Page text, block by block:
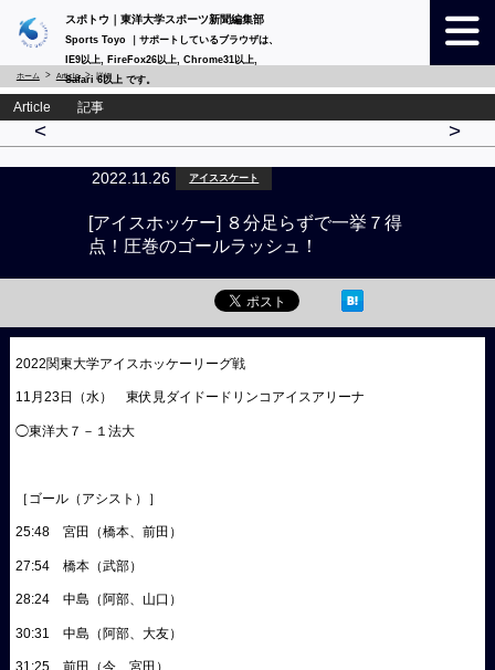
スポトウ｜東洋大学スポーツ新聞編集部
Sports Toyo ｜サポートしているブラウザは、
IE9以上, FireFox26以上, Chrome31以上,
Safari 6以上 です。
ホーム Article 詳細
Article 記事
< >
2022.11.26 アイススケート
[アイスホッケー] ８分足らずで一挙７得
点！圧巻のゴールラッシュ！
2022関東大学アイスホッケーリーグ戦
11月23日（水） 東伏見ダイドードリンコアイスアリーナ
◯東洋大７－１法大
［ゴール（アシスト）］
25:48 宮田（橋本、前田）
27:54 橋本（武部）
28:24 中島（阿部、山口）
30:31 中島（阿部、大友）
31:25 前田（今、宮田）